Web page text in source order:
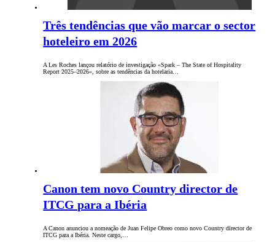
Três tendências que vão marcar o sector
hoteleiro em 2026
A Les Roches lançou relatório de investigação «Spark – The State of Hospitality
Report 2025–2026», sobre as tendências da hotelaria…
Canon tem novo Country director de
ITCG para a Ibéria
A Canon anunciou a nomeação de Juan Felipe Obreo como novo Country director de
ITCG para a Ibéria. Neste cargo,…